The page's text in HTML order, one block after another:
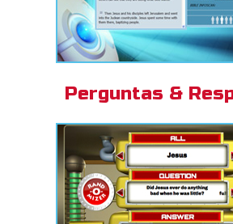
Perguntas &